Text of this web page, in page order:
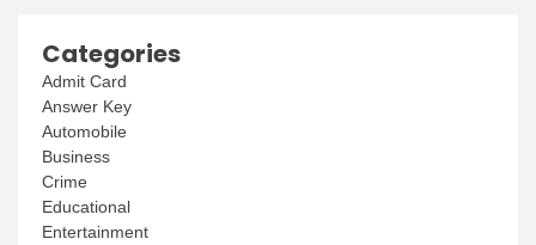
Categories
Admit Card
Answer Key
Automobile
Business
Crime
Educational
Entertainment